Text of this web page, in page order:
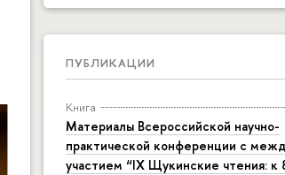
ПУБЛИКАЦИИ
Книга
Материалы Всероссийской научно-
практической конференции с
участием “IX Щукинские чтения: